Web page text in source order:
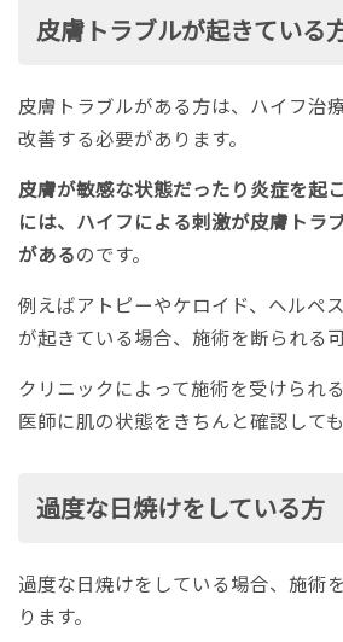
皮膚トラブルが起きている
皮膚トラブルがある方は、ハイフ治
改善する必要があります。
皮膚が敏感な状態だったり炎症を起
には、ハイフによる刺激が皮膚トラ
があるのです。
例えばアトピーやケロイド、ヘルペ
が起きている場合、施術を断られる
クリニックによって施術を受けられ
医師に肌の状態をきちんと確認して
過度な日焼けをしている方
過度な日焼けをしている場合、施術
ります。